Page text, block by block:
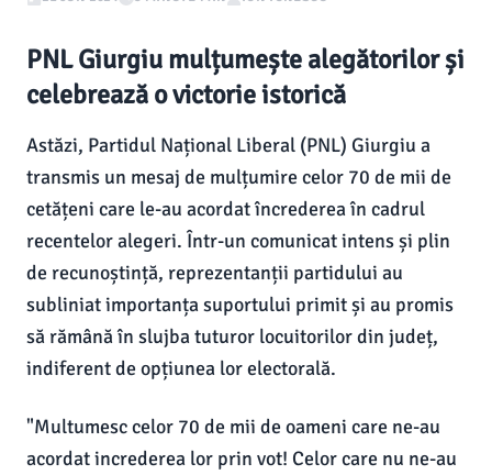
PNL Giurgiu mulțumește alegătorilor și
celebrează o victorie istorică
Astăzi, Partidul Național Liberal (PNL) Giurgiu a
transmis un mesaj de mulțumire celor 70 de mii de
cetățeni care le-au acordat încrederea în cadrul
recentelor alegeri. Într-un comunicat intens și plin
de recunoștință, reprezentanții partidului au
subliniat importanța suportului primit și au promis
să rămână în slujba tuturor locuitorilor din județ,
indiferent de opțiunea lor electorală.
"Multumesc celor 70 de mii de oameni care ne-au
acordat increderea lor prin vot! Celor care nu ne-au